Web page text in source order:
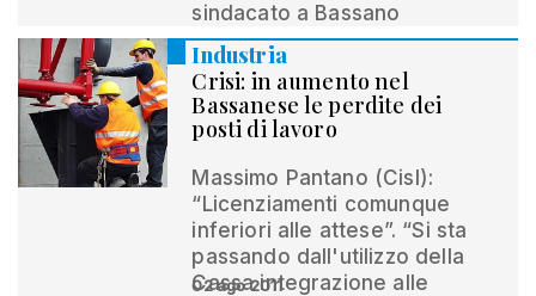
sindacato a Bassano
Industria
Crisi: in aumento nel
Bassanese le perdite dei
posti di lavoro
Massimo Pantano (Cisl):
“Licenziamenti comunque
inferiori alle attese”. “Si sta
passando dall'utilizzo della
Cassa integrazione alle
02 ago 2011